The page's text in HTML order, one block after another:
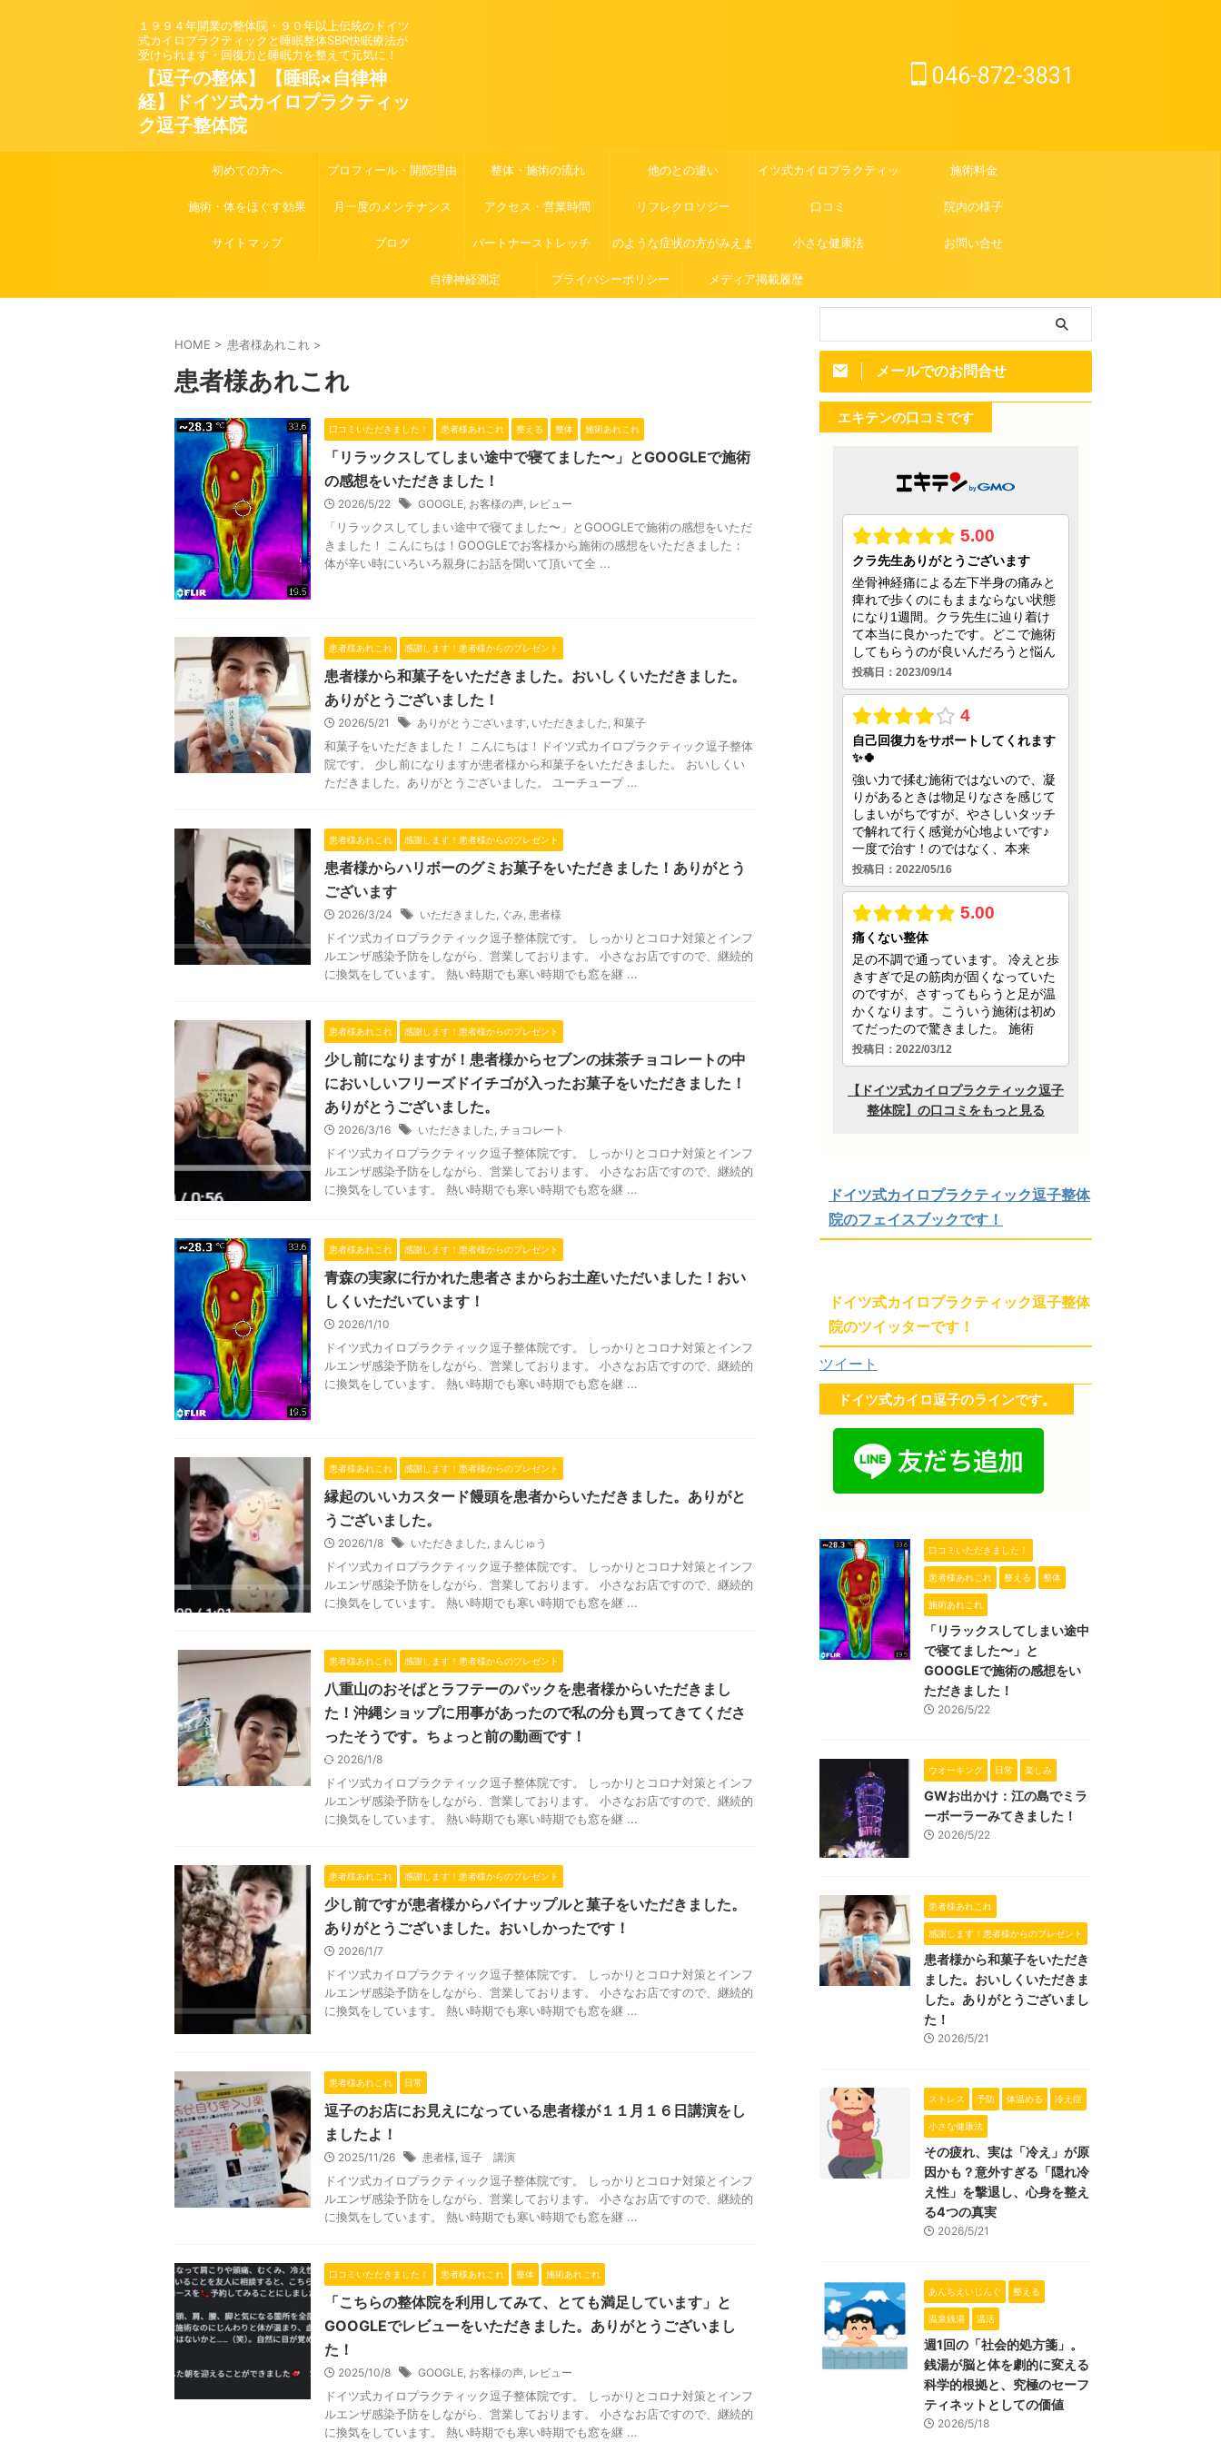
１９９４年開業の整体院・９０年以上伝統のドイツ
式カイロプラクティックと睡眠整体SBR快眠療法が
受けられます・回復力と睡眠力を整えて元気に！
【逗子の整体】【睡眠×自律神
経】ドイツ式カイロプラクティッ
ク逗子整体院
046-872-3831
初めての方へ プロフィール・開院理由 整体・施術の流れ 他のとの違い ドイツ式カイロプラクティック 施術料金
施術・体をほぐす効果 月一度のメンテナンス アクセス・営業時間 リフレクロソジー 口コミ 院内の様子
サイトマップ ブログ パートナーストレッチ このような症状の方がみえます 小さな健康法 お問い合せ
自律神経測定 プライバシーポリシー メディア掲載履歴
HOME > 患者様あれこれ >
患者様あれこれ
口コミいただきました！ 患者様あれこれ 整える 整体 施術あれこれ
「リラックスしてしまい途中で寝てました〜」とGOOGLEで施術
の感想をいただきました！
2026/5/22 GOOGLE, お客様の声, レビュー
「リラックスしてしまい途中で寝てました〜」とGOOGLEで施術の感想をいただ
きました！ こんにちは！GOOGLEでお客様から施術の感想をいただきました：
体が辛い時にいろいろ親身にお話を聞いて頂いて全 ...
患者様あれこれ 感謝します！患者様からのプレゼント
患者様から和菓子をいただきました。おいしくいただきました。
ありがとうございました！
2026/5/21 ありがとうございます, いただきました, 和菓子
和菓子をいただきました！ こんにちは！ドイツ式カイロプラクティック逗子整体
院です。 少し前になりますが患者様から和菓子をいただきました。 おいしくい
ただきました。ありがとうございました。 ユーチューブ ...
患者様あれこれ 感謝します！患者様からのプレゼント
患者様からハリボーのグミお菓子をいただきました！ありがとう
ございます
2026/3/24 いただきました, ぐみ, 患者様
ドイツ式カイロプラクティック逗子整体院です。 しっかりとコロナ対策とインフ
ルエンザ感染予防をしながら、営業しております。 小さなお店ですので、継続的
に換気をしています。 熱い時期でも寒い時期でも窓を継 ...
患者様あれこれ 感謝します！患者様からのプレゼント
少し前になりますが！患者様からセブンの抹茶チョコレートの中
においしいフリーズドイチゴが入ったお菓子をいただきました！
ありがとうございました。
2026/3/16 いただきました, チョコレート
ドイツ式カイロプラクティック逗子整体院です。 しっかりとコロナ対策とインフ
ルエンザ感染予防をしながら、営業しております。 小さなお店ですので、継続的
に換気をしています。 熱い時期でも寒い時期でも窓を継 ...
患者様あれこれ 感謝します！患者様からのプレゼント
青森の実家に行かれた患者さまからお土産いただいました！おい
しくいただいています！
2026/1/10
ドイツ式カイロプラクティック逗子整体院です。 しっかりとコロナ対策とインフ
ルエンザ感染予防をしながら、営業しております。 小さなお店ですので、継続的
に換気をしています。 熱い時期でも寒い時期でも窓を継 ...
患者様あれこれ 感謝します！患者様からのプレゼント
縁起のいいカスタード饅頭を患者からいただきました。ありがと
うございました。
2026/1/8 いただきました, まんじゅう
ドイツ式カイロプラクティック逗子整体院です。 しっかりとコロナ対策とインフ
ルエンザ感染予防をしながら、営業しております。 小さなお店ですので、継続的
に換気をしています。 熱い時期でも寒い時期でも窓を継 ...
患者様あれこれ 感謝します！患者様からのプレゼント
八重山のおそばとラフテーのパックを患者様からいただきまし
た！沖縄ショップに用事があったので私の分も買ってきてくださ
ったそうです。ちょっと前の動画です！
2026/1/8
ドイツ式カイロプラクティック逗子整体院です。 しっかりとコロナ対策とインフ
ルエンザ感染予防をしながら、営業しております。 小さなお店ですので、継続的
に換気をしています。 熱い時期でも寒い時期でも窓を継 ...
患者様あれこれ 感謝します！患者様からのプレゼント
少し前ですが患者様からパイナップルと菓子をいただきました。
ありがとうございました。おいしかったです！
2026/1/7
ドイツ式カイロプラクティック逗子整体院です。 しっかりとコロナ対策とインフ
ルエンザ感染予防をしながら、営業しております。 小さなお店ですので、継続的
に換気をしています。 熱い時期でも寒い時期でも窓を継 ...
患者様あれこれ 日常
逗子のお店にお見えになっている患者様が１１月１６日講演をし
ましたよ！
2025/11/26 患者様 逗子 講演
ドイツ式カイロプラクティック逗子整体院です。 しっかりとコロナ対策とインフ
ルエンザ感染予防をしながら、営業しております。 小さなお店ですので、継続的
に換気をしています。 熱い時期でも寒い時期でも窓を継 ...
口コミいただきました！ 患者様あれこれ 整体 施術あれこれ
「こちらの整体院を利用してみて、とても満足しています」と
GOOGLEでレビューをいただきました。ありがとうございまし
た！
2025/10/8 GOOGLE お客様の声 レビュー
ドイツ式カイロプラクティック逗子整体院です。 しっかりとコロナ対策とインフ
ルエンザ感染予防をしながら、営業しております。 小さなお店ですので、継続的
に換気をしています。 熱い時期でも寒い時期でも窓を継 ...
メールでのお問合せ
エキテンの口コミです
ドイツ式カイロプラクティック逗子整体
院のフェイスブックです！
ドイツ式カイロプラクティック逗子整体
院のツイッターです！
ツイート
ドイツ式カイロ逗子のラインです。
口コミいただきました！
患者様あれこれ 整える 整体
施術あれこれ
「リラックスしてしまい途中
で寝てました〜」と
GOOGLEで施術の感想をい
ただきました！
2026/5/22
ウオーキング 日常 楽しみ
GWお出かけ：江の島でミラ
ーボーラーみてきました！
2026/5/22
患者様あれこれ
感謝します！患者様からのプレゼント
患者様から和菓子をいただき
ました。おいしくいただきま
した。ありがとうございまし
た！
2026/5/21
ストレス 予防 体温める 冷え症
小さな健康法
その疲れ、実は「冷え」が原
因かも？意外すぎる「隠れ冷
え性」を撃退し、心身を整え
る4つの真実
2026/5/21
あんちえいじんぐ 整える
温泉銭湯 温活
週1回の「社会的処方箋」。
銭湯が脳と体を劇的に変える
科学的根拠と、究極のセーフ
ティネットとしての価値
2026/5/18